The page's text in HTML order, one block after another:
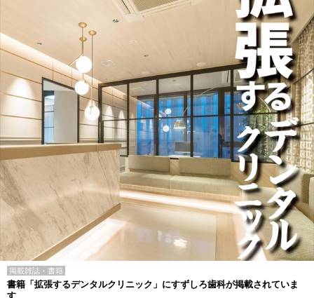
掲載雑誌・書籍
書籍「拡張するデンタルクリニック」にすずしろ歯科が掲載されていま
す